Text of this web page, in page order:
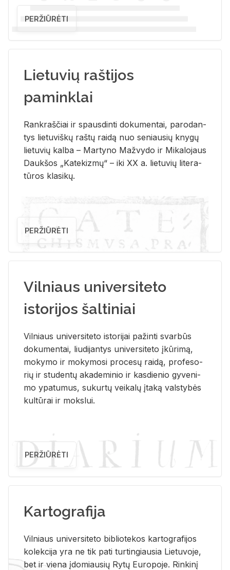
PERŽIŪRĖTI
Lietuvių raštijos
paminklai
Rank­raš­čiai ir spaus­din­ti do­ku­men­tai, pa­ro­dan­
tys lie­tu­viš­kų raš­tų rai­dą nuo se­niau­sių kny­gų
lie­tu­vių kal­ba – Mar­ty­no Ma­žvy­do ir Mi­ka­lo­jaus
Dauk­šos „Ka­te­kiz­mų“ – iki XX a. lie­tu­vių li­te­ra­
tū­ros kla­si­kų.
PERŽIŪRĖTI
Vilniaus universiteto
istorijos šaltiniai
Vil­niaus uni­ver­si­te­to is­to­ri­jai pa­žin­ti svar­būs
do­ku­men­tai, liu­di­jan­tys uni­ver­si­te­to įkū­ri­mą,
mo­ky­mo ir mo­ky­mo­si pro­ce­sų rai­dą, pro­fe­so­
rių ir stu­den­tų aka­de­mi­nio ir kas­die­nio gy­ve­ni­
mo ypa­tu­mus, su­kur­tų vei­ka­lų įta­ką vals­ty­bės
kul­tū­rai ir moks­lui.
PERŽIŪRĖTI
Kartografija
Vil­niaus uni­ver­si­te­to bi­b­lio­te­kos kar­to­gra­fi­jos
ko­lek­ci­ja yra ne tik pati tur­tin­giau­sia Lie­tu­vo­je,
bet ir vie­na įdo­miau­sių Rytų Eu­ro­po­je. Rin­ki­nį